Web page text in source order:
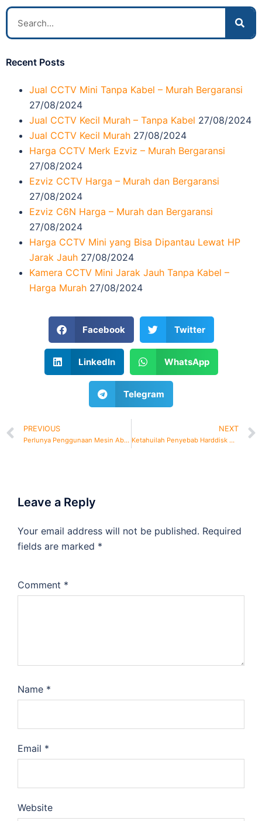
Recent Posts
Jual CCTV Mini Tanpa Kabel – Murah Bergaransi
27/08/2024
Jual CCTV Kecil Murah – Tanpa Kabel 27/08/2024
Jual CCTV Kecil Murah 27/08/2024
Harga CCTV Merk Ezviz – Murah Bergaransi
27/08/2024
Ezviz CCTV Harga – Murah dan Bergaransi
27/08/2024
Ezviz C6N Harga – Murah dan Bergaransi
27/08/2024
Harga CCTV Mini yang Bisa Dipantau Lewat HP
Jarak Jauh 27/08/2024
Kamera CCTV Mini Jarak Jauh Tanpa Kabel –
Harga Murah 27/08/2024
Facebook Twitter
LinkedIn WhatsApp
Telegram
PREVIOUS
Perlunya Penggunaan Mesin Absensi Untuk Perusahaan
NEXT
Ketahuilah Penyebab Harddisk CCTV Cepat Penuh
Leave a Reply
Your email address will not be published. Required
fields are marked *
Comment *
Name *
Email *
Website